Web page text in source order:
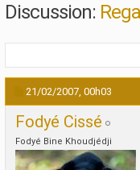
Discussion:
21/02/2007, 00h03
Fodyé Cissé
Fodyé Bine Khoudjédji